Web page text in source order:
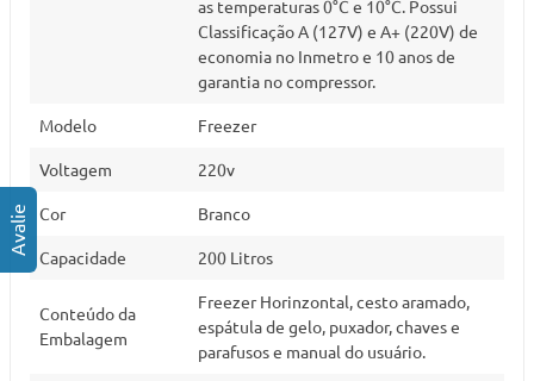
as temperaturas 0°C e 10°C. Possui
Classificação A (127V) e A+ (220V) de
economia no Inmetro e 10 anos de
garantia no compressor.
Modelo Freezer
Voltagem 220v
Cor Branco
Capacidade 200 Litros
Conteúdo da
Embalagem
Freezer Horinzontal, cesto aramado,
espátula de gelo, puxador, chaves e
parafusos e manual do usuário.